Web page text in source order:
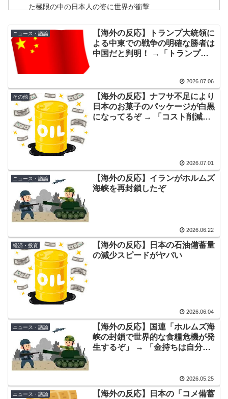
た極限の中の日本人の姿に世界が衝撃
ないまま胴体着陸「これよりひどい着陸なら山ほど見て
きた」【海外の反応】
▶
外国人「アジア杯で優勝するんだ」日本代表、W杯ポッ
ト1入りに現実味!?2030大会で出場枠「64」なら追い風
に！アメリカ人もポット1争いに熱視線！【海外の反応】
▶ 日本「俺は有名な武士の家系だけど世界のみんなは先祖
に偉人っている？」
▶
韓国人「日本メディアが大型台風13号が急カーブで韓国
方面に向かって来ると予報！」→「予想外の進路‥」
▶
韓国が独自開発したと自慢する甘いトマト、実はそこら
辺のトマトに砂糖水を注入していただけなのが判明して
大問題にw
▶ 【伝説の100得点、いまだ都市伝説扱い】海外「バムの
83点でようやく信じた」
▶ 海外「素晴らしい！」日本が買収したUSスチール驚異の
大復活に米国人が大喜び
▶
【MLB】化け物みたいな球を投げるクローザーを先発に
転向させないのはなんで？ → 「100mとマラソンの違
い」「先発は2－3種類の一級品の変化球が必要だから
▶ 韓国人「熊本地震で見る日本の土木技術の完全勝利をご
覧ください」→「これはすごいわ」「こういうのを見る
と日本人は何か適当に作る感じがしない・・・」「あれ
がまさに経験値である」
イチローさん「僕は本を読まない。好きなアニメはドラ
ゴンボール」【海外の反応】
ニュース・議論
【海外の反応】トランプ大統領に
よる中東での戦争の明確な勝者は
中国だと判明！ →「トランプは
てもみんな知ってただろ」2026.07.06
その他
【海外の反応】ナフサ不足により
日本のお菓子のパッケージが白黒
になってるぞ → 「コスト削減＋
2026.07.01
ニュース・議論
【海外の反応】イランがホルムズ
海峡を再封鎖したぞ
2026.06.22
経済・投資
【海外の反応】日本の石油備蓄量
の減少スピードがヤバい
2026.06.04
ニュース・議論
【海外の反応】国連「ホルムズ海
峡の封鎖で世界的な食糧危機が発
生するぞ」 → 「金持ちは自分た
2026.05.25
ニュース・議論
【海外の反応】日本の「コメ備蓄